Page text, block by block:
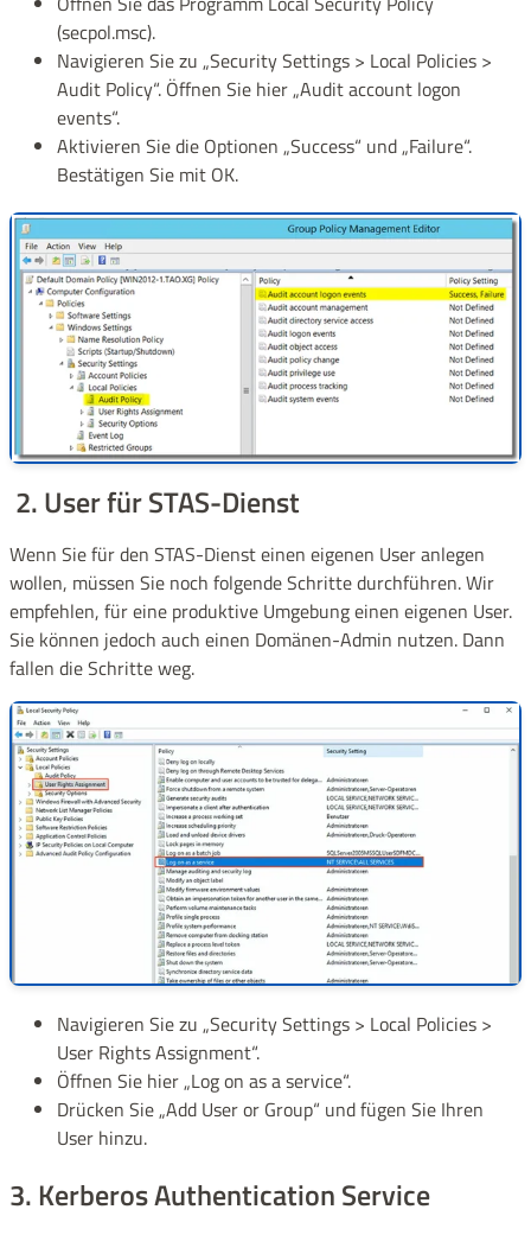
(secpol.msc).
Navigieren Sie zu „Security Settings > Local Policies >
Audit Policy“. Öffnen Sie hier „Audit account logon
events“.
Aktivieren Sie die Optionen „Success“ und „Failure“.
Bestätigen Sie mit OK.
2. User für STAS-Dienst
Wenn Sie für den STAS-Dienst einen eigenen User anlegen
wollen, müssen Sie noch folgende Schritte durchführen. Wir
empfehlen, für eine produktive Umgebung einen eigenen User.
Sie können jedoch auch einen Domänen-Admin nutzen. Dann
fallen die Schritte weg.
Navigieren Sie zu „Security Settings > Local Policies >
User Rights Assignment“.
Öffnen Sie hier „Log on as a service“.
Drücken Sie „Add User or Group“ und fügen Sie Ihren
User hinzu.
3. Kerberos Authentication Service